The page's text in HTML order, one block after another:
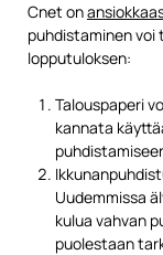
Cnet on
puhdistaminen
lopputuloksen:
Talouspaperi
kannata
Uudemmissa
kulua vahvan
puolestaan